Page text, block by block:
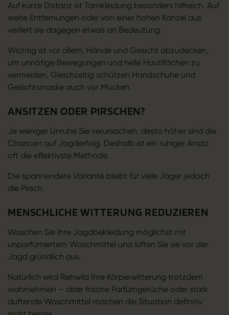
Auf kurze Distanz ist Tarnkleidung besonders hilfreich. Auf
weite Entfernungen oder von einer hohen Kanzel aus
verliert sie dagegen etwas an Bedeutung.
Wichtig ist vor allem, Hände und Gesicht abzudecken,
um unnötige Bewegungen und helle Hautflächen zu
vermeiden. Gleichzeitig schützen Handschuhe und
Gesichtsmaske auch vor Mücken.
ANSITZEN ODER PIRSCHEN?
Je weniger Unruhe Sie verursachen, desto höher sind die
Chancen auf Jagderfolg. Deshalb ist ein ruhiger Ansitz
oft die effektivste Methode.
Die spannendere Variante bleibt für viele Jäger jedoch
die Pirsch.
MENSCHLICHE WITTERUNG REDUZIEREN
Waschen Sie Ihre Jagdbekleidung möglichst mit
unparfümiertem Waschmittel und lüften Sie sie vor der
Jagd gründlich aus.
Natürlich wird Rehwild Ihre Körperwitterung trotzdem
wahrnehmen – aber frische Parfümgerüche oder stark
duftende Waschmittel machen die Situation definitiv